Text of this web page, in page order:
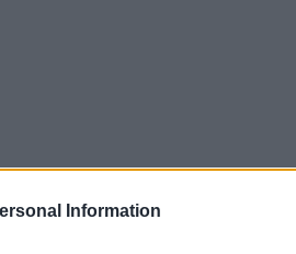
Information